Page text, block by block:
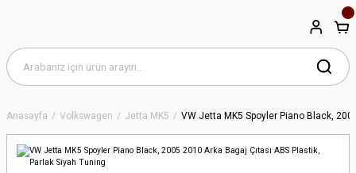
Anasayfa Volkswagen Jetta MK5 VW Jetta MK5 Spoyler Piano Black,